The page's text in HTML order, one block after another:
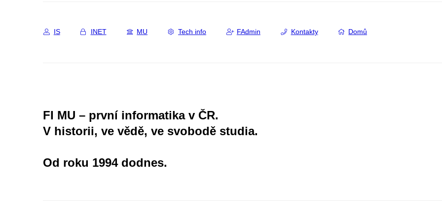
IS INET MU Tech info FAdmin Kontakty Domů
FI MU – první informatika v ČR.
V historii, ve vědě, ve svobodě studia.
Od roku 1994 dodnes.